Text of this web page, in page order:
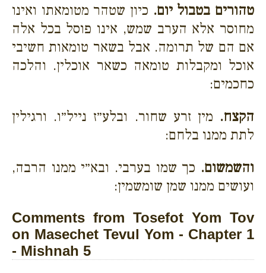
טהורים בטבול יום. כיון שטהר מטומאתו ואינו
מחוסר אלא הערב שמש, אינו פוסל בכל אלה
אם הם של תרומה. אבל בשאר טומאות חשיבי
אוכל ומקבלות טומאה כשאר אוכלין. והלכה
כחכמים:
הקצח. מין זרע שחור. ובלע״ז נייל״ו. ורגילין
לתת ממנו בלחם:
והשמשום. כך שמו בערבי. ובא״י ממנו הרבה,
ועושים ממנו שמן שומשמין:
Comments from Tosefot Yom Tov
on Masechet Tevul Yom - Chapter 1
- Mishnah 5